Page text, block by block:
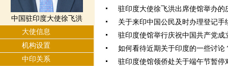
中国驻印度大使徐飞洪
大使信息
机构设置
中印关系
驻印度大使徐飞洪出席使馆举办
关于来印中国公民及时办理登记手
驻印度使馆举行庆祝中国共产党成
如何看待近期关于印度的一些讨论
驻印度使馆领侨处关于端午节暂停